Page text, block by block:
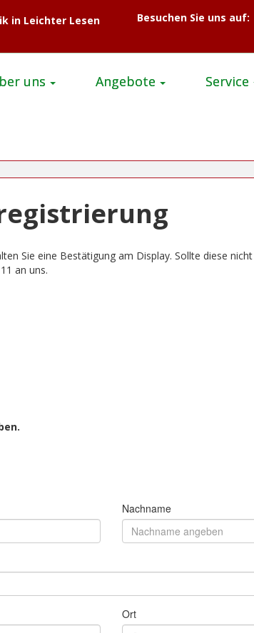
in Leichter Lesen Besuchen Sie uns auf:
uns Angebote Service
Sie eine Bestätigung am Display. Sollte diese
an uns.